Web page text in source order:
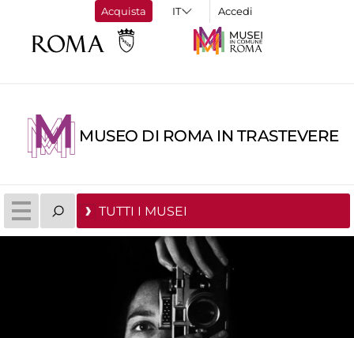
Acquista Accedi
MUSEO DI ROMA IN TRASTEVERE
TUTTI I MUSEI